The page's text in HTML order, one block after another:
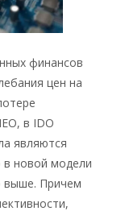
финансов
цен на
в IDO
являются
в новой модели
выше. Причем